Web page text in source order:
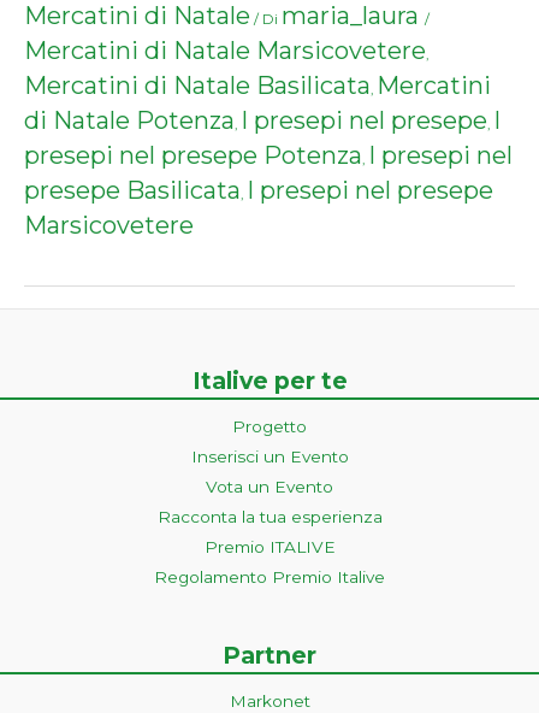
Mercatini di Natale / Di maria_laura /
Mercatini di Natale Marsicovetere,
Mercatini di Natale Basilicata, Mercatini
di Natale Potenza, I presepi nel presepe,
presepi nel presepe Potenza,
I presepi nel
presepe Basilicata,
I presepi nel presepe
Marsicovetere
Italive per te
Progetto
Inserisci un Evento
Vota un Evento
Racconta la tua esperienza
Premio ITALIVE
Regolamento Premio Italive
Partner
Markonet